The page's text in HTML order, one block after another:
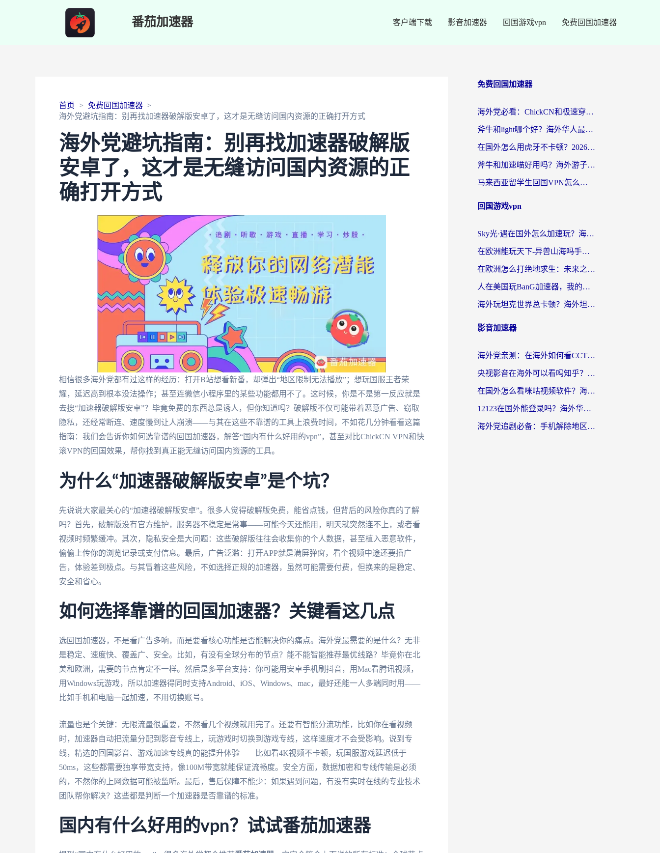
番茄加速器 客户端下载 影音加速器 回国游戏vpn 免费回国加速器
首页
免费回国加速器
海外党避坑指南：别再找加速器破解版安卓了，这才是无缝访问国内资源的正确打开方式
海外党避坑指南：别再找加速器破解版
安卓了，这才是无缝访问国内资源的正
确打开方式
相信很多海外党都有过这样的经历：打开B站想看新番，却弹出“地区限制无法播放”；想玩国服王者荣
耀，延迟高到根本没法操作；甚至连微信小程序里的某些功能都用不了。这时候，你是不是第一反应就是
去搜“加速器破解版安卓”？毕竟免费的东西总是诱人，但你知道吗？破解版不仅可能带着恶意广告、窃取
隐私，还经常断连、速度慢到让人崩溃——与其在这些不靠谱的工具上浪费时间，不如花几分钟看看这篇
指南：我们会告诉你如何选靠谱的回国加速器，解答“国内有什么好用的vpn”，甚至对比ChickCN VPN和快
滚VPN的回国效果，帮你找到真正能无缝访问国内资源的工具。
为什么“加速器破解版安卓”是个坑？
先说说大家最关心的“加速器破解版安卓”。很多人觉得破解版免费，能省点钱，但背后的风险你真的了解
吗？首先，破解版没有官方维护，服务器不稳定是常事——可能今天还能用，明天就突然连不上，或者看
视频时频繁缓冲。其次，隐私安全是大问题：这些破解版往往会收集你的个人数据，甚至植入恶意软件，
偷偷上传你的浏览记录或支付信息。最后，广告泛滥：打开APP就是满屏弹窗，看个视频中途还要插广
告，体验差到极点。与其冒着这些风险，不如选择正规的加速器，虽然可能需要付费，但换来的是稳定、
安全和省心。
如何选择靠谱的回国加速器？关键看这几点
选回国加速器，不是看广告多响，而是要看核心功能是否能解决你的痛点。海外党最需要的是什么？无非
是稳定、速度快、覆盖广、安全。比如，有没有全球分布的节点？能不能智能推荐最优线路？毕竟你在北
美和欧洲，需要的节点肯定不一样。然后是多平台支持：你可能用安卓手机刷抖音，用Mac看腾讯视频，
用Windows玩游戏，所以加速器得同时支持Android、iOS、Windows、mac，最好还能一人多端同时用——
比如手机和电脑一起加速，不用切换账号。
流量也是个关键：无限流量很重要，不然看几个视频就用完了。还要有智能分流功能，比如你在看视频
时，加速器自动把流量分配到影音专线上，玩游戏时切换到游戏专线，这样速度才不会受影响。说到专
线，精选的回国影音、游戏加速专线真的能提升体验——比如看4K视频不卡顿，玩国服游戏延迟低于
50ms，这些都需要独享带宽支持，像100M带宽就能保证流畅度。安全方面，数据加密和专线传输是必须
的，不然你的上网数据可能被监听。最后，售后保障不能少：如果遇到问题，有没有实时在线的专业技术
团队帮你解决？这些都是判断一个加速器是否靠谱的标准。
国内有什么好用的vpn？试试番茄加速器
免费回国加速器
海外党必看：ChickCN和极速穿梭VPN好用吗？3招教你选对回国加速器无缝刷国内资源
斧牛和light哪个好？海外华人最关心的回国加速器选择难题，一篇讲透
在国外怎么用虎牙不卡顿？2026海外华人亲测有效的回国加速器选择指南
斧牛和加速喵好用吗？海外游子的真实选择困境
马来西亚留学生回国VPN怎么选？3个避坑点+1款实测好用的加速器推荐
回国游戏vpn
Sky光·遇在国外怎么加速玩？海外党亲测有效的国服游戏加速指南
在欧洲能玩天下-异兽山海吗手游？海外玩家的加速器生存指南
在欧洲怎么打绝地求生：未来之役不卡？留学生亲测的加速器避坑指南
人在美国玩BanG加速器，我的延迟终于绿了
海外玩坦克世界总卡顿？海外坦克世界加速器有哪些？实测好用的选择在这里
影音加速器
海外党亲测：在海外如何看CCTV？告别“仅限大陆播放”的实用指南
央视影音在海外可以看吗知乎？留学生亲测：3步解决地域限制+追剧自由
在国外怎么看咪咕视频软件？海外党亲测有效的回国加速方案
12123在国外能登录吗？海外华人必看的回国加速实用指南
海外党追剧必备：手机解除地区限制app怎么选？解决央视视频&国内剧地区限制全指南